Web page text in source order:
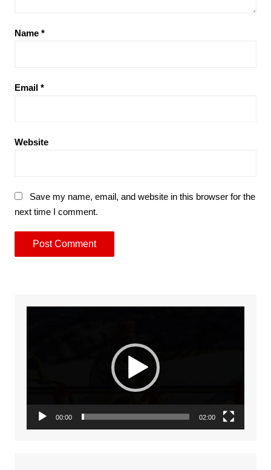
Name *
Email *
Website
Save my name, email, and website in this browser for the
next time I comment.
00:00 02:00